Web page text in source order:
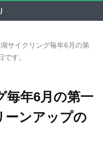
サイクリング毎年6月の第
す。
毎年6月の第一
ーンアップの